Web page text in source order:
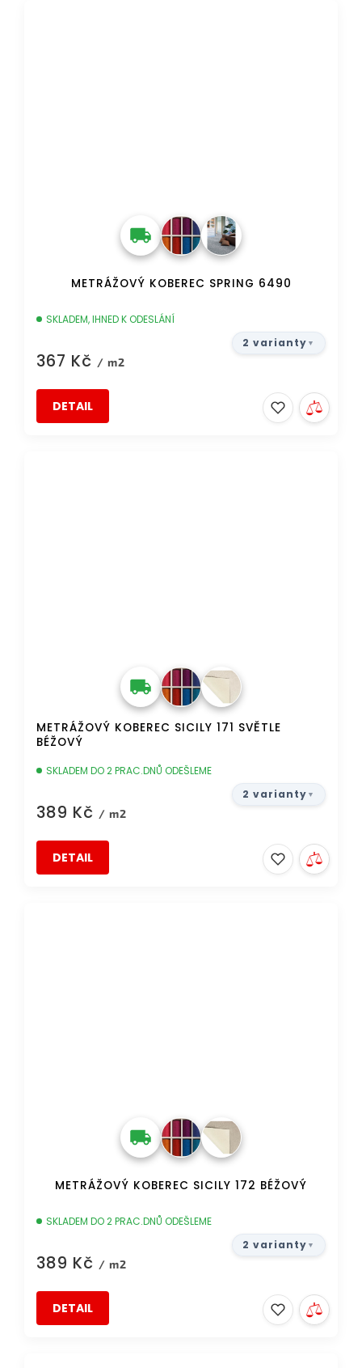
METRÁŽOVÝ KOBEREC SPRING 6490
SKLADEM, IHNED K ODESLÁNÍ
367 Kč / m2
DETAIL
2 varianty
METRÁŽOVÝ KOBEREC SICILY 171 SVĚTLE
BÉŽOVÝ
SKLADEM DO 2 PRAC.DNŮ ODEŠLEME
389 Kč / m2
DETAIL
2 varianty
METRÁŽOVÝ KOBEREC SICILY 172 BÉŽOVÝ
SKLADEM DO 2 PRAC.DNŮ ODEŠLEME
389 Kč / m2
DETAIL
2 varianty